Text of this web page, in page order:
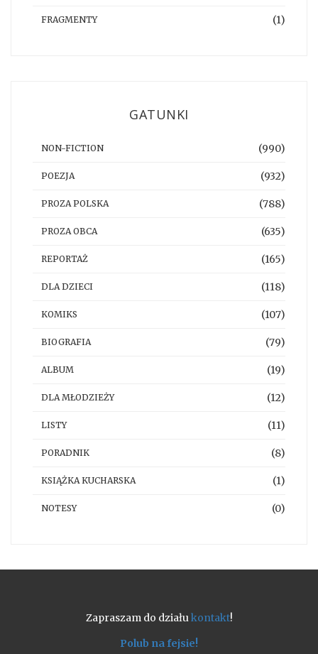
FRAGMENTY (1)
GATUNKI
NON-FICTION (990)
POEZJA (932)
PROZA POLSKA (788)
PROZA OBCA (635)
REPORTAŻ (165)
DLA DZIECI (118)
KOMIKS (107)
BIOGRAFIA (79)
ALBUM (19)
DLA MŁODZIEŻY (12)
LISTY (11)
PORADNIK (8)
KSIĄŻKA KUCHARSKA (1)
NOTESY (0)
Zapraszam do działukontakt!
Polub na fejsie!